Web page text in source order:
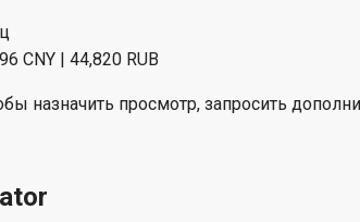
CNY | 44,820 RUB
назначить просмотр, запросить